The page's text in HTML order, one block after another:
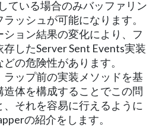
ている場合のみバッファリン
ッシュが可能になります。
ション結果の変化により、フ
したServer Sent Events実装
の危険性があります。
ップ前の実装メソッドを基
体を構成することでこの問
それを容易に行えるように
の紹介をします。